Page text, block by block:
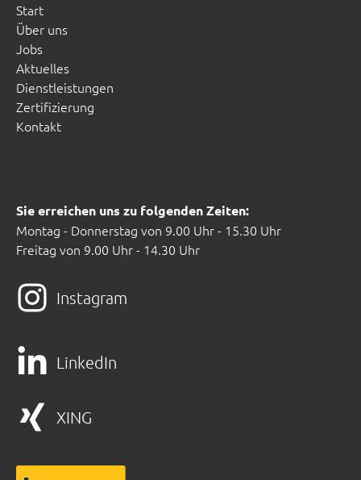
Start
Über uns
Jobs
Aktuelles
Dienstleistungen
Zertifizierung
Kontakt
Sie erreichen uns zu folgenden Zeiten:
Montag - Donnerstag von 9.00 Uhr - 15.30 Uhr
Freitag von 9.00 Uhr - 14.30 Uhr
Instagram
LinkedIn
XING